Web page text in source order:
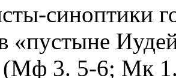
синоптики
«пустыне
3. 5-6; Мк 1.